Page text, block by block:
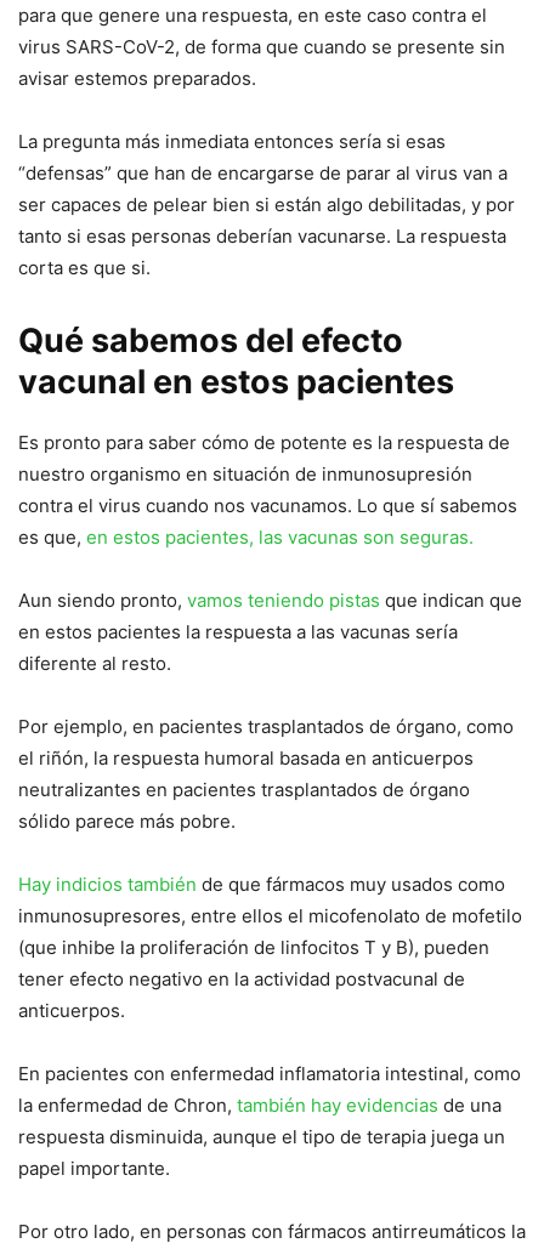
para que genere una respuesta, en este caso contra el
virus SARS-CoV-2, de forma que cuando se presente sin
avisar estemos preparados.
La pregunta más inmediata entonces sería si esas
“defensas” que han de encargarse de parar al virus van a
ser capaces de pelear bien si están algo debilitadas, y por
tanto si esas personas deberían vacunarse. La respuesta
corta es que si.
Qué sabemos del efecto
vacunal en estos pacientes
Es pronto para saber cómo de potente es la respuesta de
nuestro organismo en situación de inmunosupresión
contra el virus cuando nos vacunamos. Lo que sí sabemos
es que, en estos pacientes, las vacunas son seguras.
Aun siendo pronto, vamos teniendo pistas que indican que
en estos pacientes la respuesta a las vacunas sería
diferente al resto.
Por ejemplo, en pacientes trasplantados de órgano, como
el riñón, la respuesta humoral basada en anticuerpos
neutralizantes en pacientes trasplantados de órgano
sólido parece más pobre.
Hay indicios también de que fármacos muy usados como
inmunosupresores, entre ellos el micofenolato de mofetilo
(que inhibe la proliferación de linfocitos T y B), pueden
tener efecto negativo en la actividad postvacunal de
anticuerpos.
En pacientes con enfermedad inflamatoria intestinal, como
la enfermedad de Chron, también hay evidencias de una
respuesta disminuida, aunque el tipo de terapia juega un
papel importante.
Por otro lado, en personas con fármacos antirreumáticos la